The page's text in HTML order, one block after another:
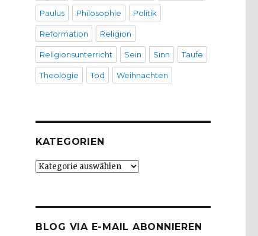
Paulus Philosophie Politik
Reformation Religion
Religionsunterricht Sein Sinn Taufe
Theologie Tod Weihnachten
KATEGORIEN
Kategorien
BLOG VIA E-MAIL ABONNIEREN